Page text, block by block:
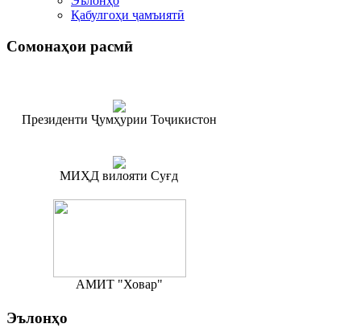
Қабулгоҳи ҷамъиятӣ
Сомонаҳои расмӣ
Президенти Ҷумҳурии Тоҷикистон
МИҲД вилояти Суғд
АМИТ "Ховар"
Эълонҳо